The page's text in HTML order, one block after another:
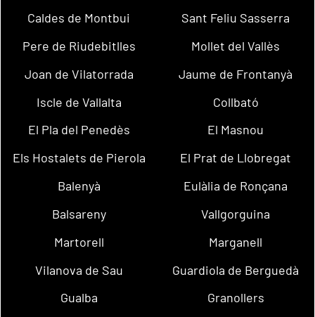
Caldes de Montbui
Sant Feliu Sasserra
Pere de Riudebitlles
Mollet del Vallès
Joan de Vilatorrada
Jaume de Frontanyà
Iscle de Vallalta
Collbató
El Pla del Penedès
El Masnou
Els Hostalets de Pierola
El Prat de Llobregat
Balenyà
Eulàlia de Ronçana
Balsareny
Vallgorguina
Martorell
Marganell
Vilanova de Sau
Guardiola de Berguedà
Gualba
Granollers